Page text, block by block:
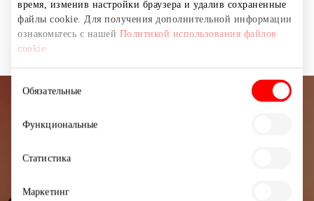
время, изменив настройки браузера и удалив сохраненные
файлы cookie. Для получения дополнительной информации
ознакомьтесь с нашей Политикой использования файлов
cookie
согласия
Обязательные
Функциональные
Статистика
Маркетинг
получите вторую пару такой же или меньшей
стоимости со скидкой — 50 %